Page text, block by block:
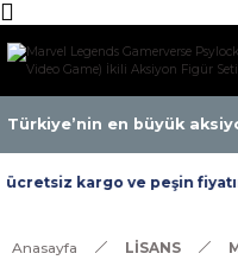
Türkiye’nin en büyük
kargo ve peşin
Anasayfa LİSANS